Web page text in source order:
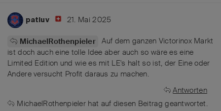
patluv 21. Mai 2025
MichaelRothenpieler Auf dem ganzen Victorinox Markt
ist doch auch eine tolle Idee aber auch so wäre es eine
Limited Edition und wie es mit LE's halt so ist, der Eine oder
Andere versucht Profit daraus zu machen.
Antworten
MichaelRothenpieler hat auf diesen Beitrag geantwortet.